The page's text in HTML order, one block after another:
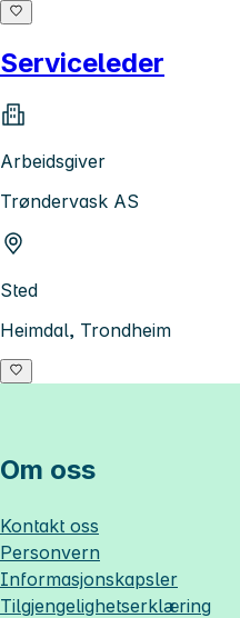
Serviceleder
Arbeidsgiver
Trøndervask AS
Sted
Heimdal, Trondheim
Om oss
Kontakt oss
Personvern
Informasjonskapsler
Tilgjengelighetserklæring